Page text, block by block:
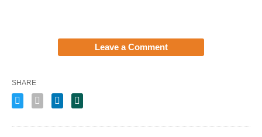
Leave a Comment
SHARE